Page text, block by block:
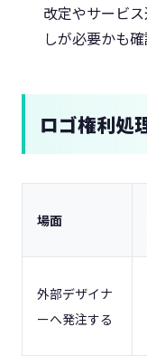
改定やサービ
しが必要かも確
ロゴ権利処
場面
外部デザイナ
ーへ発注する